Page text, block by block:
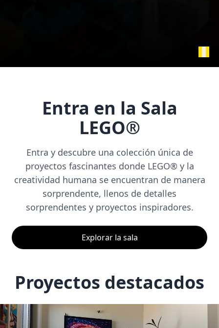
Entra en la Sala
LEGO®
Entra y descubre una colección única de
proyectos fascinantes donde LEGO® y la
creatividad humana se encuentran de manera
sorprendente, llenos de detalles
sorprendentes y proyectos inspiradores.
Explorar la sala
Proyectos destacados